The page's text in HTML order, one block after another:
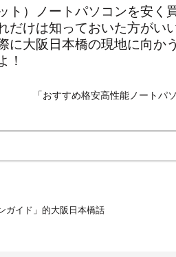
ト）ノートパソコンを安く
だけは知っておいた方がい
に大阪日本橋の現地に向か
！
「おすすめ格安高性能ノートパ
ガイド」的大阪日本橋話